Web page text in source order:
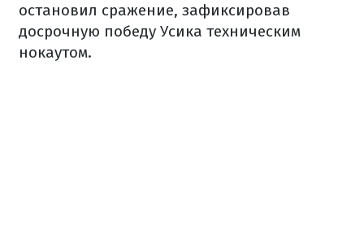
остановил сражение, зафиксировав
досрочную победу Усика техническим
нокаутом.